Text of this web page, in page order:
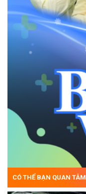
CÓ THỂ BẠN QUAN TÂM